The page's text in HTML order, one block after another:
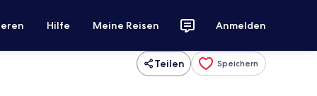
Hilfe Meine Reisen Anmelden
Teilen Speichern